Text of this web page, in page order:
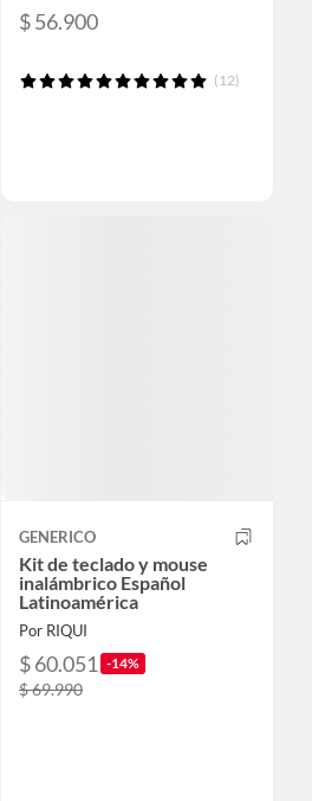
$ 56.900
(12)
GENERICO
Kit de teclado y mouse
inalámbrico Español
Latinoamérica
Por RIQUI
$ 60.051 -14%
$ 69.990